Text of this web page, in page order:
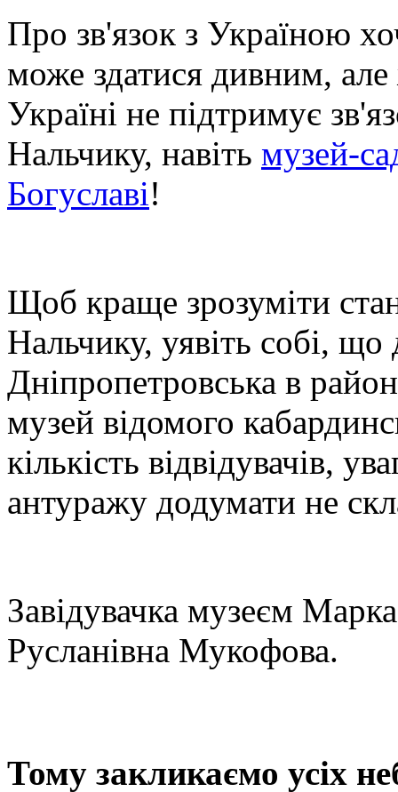
Про зв'язок з Україною
може здатися дивним,
Україні не підтримує
Нальчику, навіть музей-
Богуславі!
Щоб краще зрозуміти
Нальчику, уявіть собі, що
Дніпропетровська в
музей відомого
кількість відвідувачів,
антуражу додумати не
Завідувачка музеєм
Русланівна Мукофова.
Тому закликаємо усіх